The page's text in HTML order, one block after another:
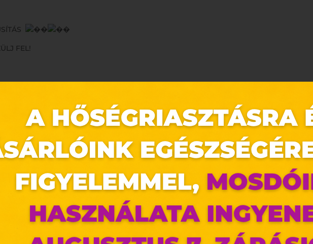
FEL!
11.999 Ft
A HERVIS ÜZLETEKBEN!
a készlet erejéig a magyarországi Hervis üzletekben.
vonatkozik.
és színválaszték.
illusztrációk, a tényleges kínálat üzletenként eltérhet.
és kuponnal nem vonható össze.
Ez az oldal sütiket használ
Weboldalunkon „cookie"-kat (továbbiakban „süti") alkalmazunk.